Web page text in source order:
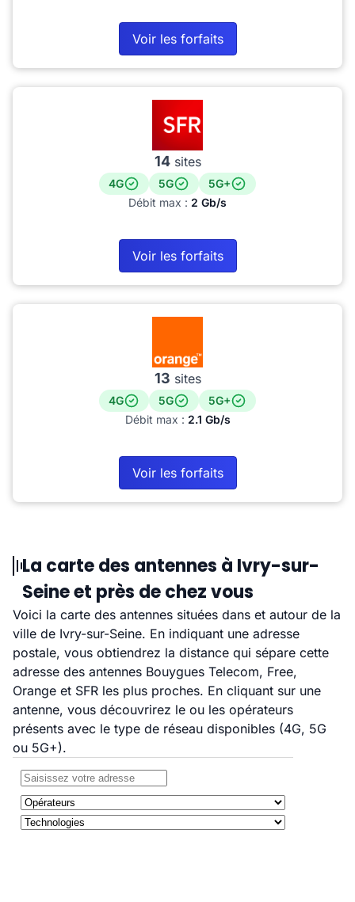
Voir les forfaits
14sites
4G 5G
5G+
Débit max : 2 Gb/s
Voir les forfaits
13 sites
4G 5G
5G+
Débit max : 2.1 Gb/s
Voir les forfaits
La carte des antennes à Ivry-sur-
Seine et près de chez vous
Voici la carte des antennes situées dans et autour de la
ville de Ivry-sur-Seine. En indiquant une adresse
postale, vous obtiendrez la distance qui sépare cette
adresse des antennes Bouygues Telecom, Free,
Orange et SFR les plus proches. En cliquant sur une
antenne, vous découvrirez le ou les opérateurs
présents avec le type de réseau disponibles (4G, 5G
ou 5G+).